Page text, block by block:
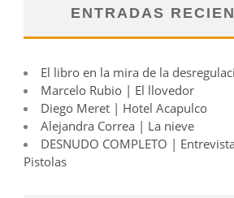
ENTRADAS
El libro en la mira de la
Marcelo Rubio | El llovedor
Diego Meret | Hotel Acapulco
Alejandra Correa | La nieve
DESNUDO COMPLETO |
Pistolas